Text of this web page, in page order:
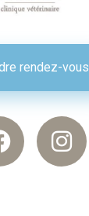
rendez-vous